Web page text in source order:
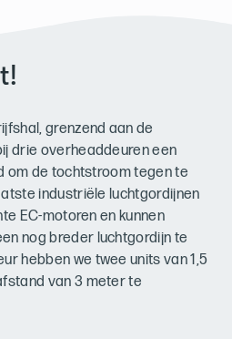
grenzend aan de
drie overheaddeuren een
om de tochtstroom tegen te
industriële luchtgordijnen
EC-motoren en kunnen
nog breder luchtgordijn te
hebben we twee units van 1,5
van 3 meter te